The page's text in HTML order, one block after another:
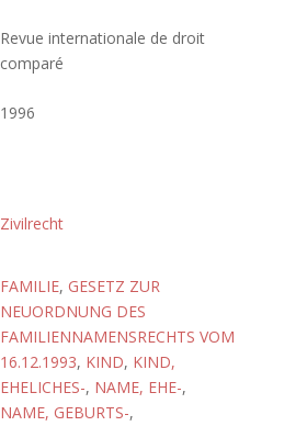
Revue internationale de droit
comparé
1996
Zivilrecht
FAMILIE, GESETZ ZUR
NEUORDNUNG DES
FAMILIENNAMENSRECHTS VOM
16.12.1993, KIND, KIND,
EHELICHES-, NAME, EHE-,
NAME, GEBURTS-,